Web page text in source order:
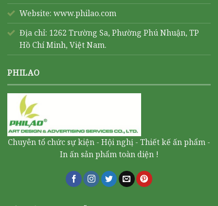
Website: www.philao.com
Địa chỉ: 1262 Trường Sa, Phường Phú Nhuận, TP
Hồ Chí Minh, Việt Nam.
PHILAO
Chuyên tổ chức sự kiện - Hội nghị - Thiết kế ấn phẩm -
In ấn sản phẩm toàn diện !